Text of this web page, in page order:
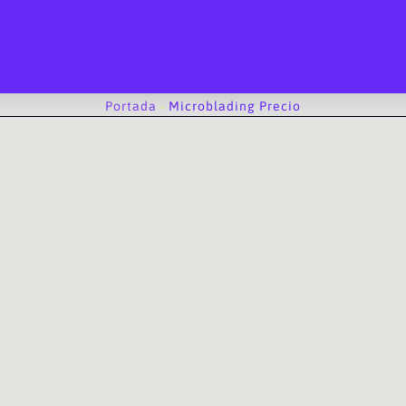
Portada - Microblading Precio